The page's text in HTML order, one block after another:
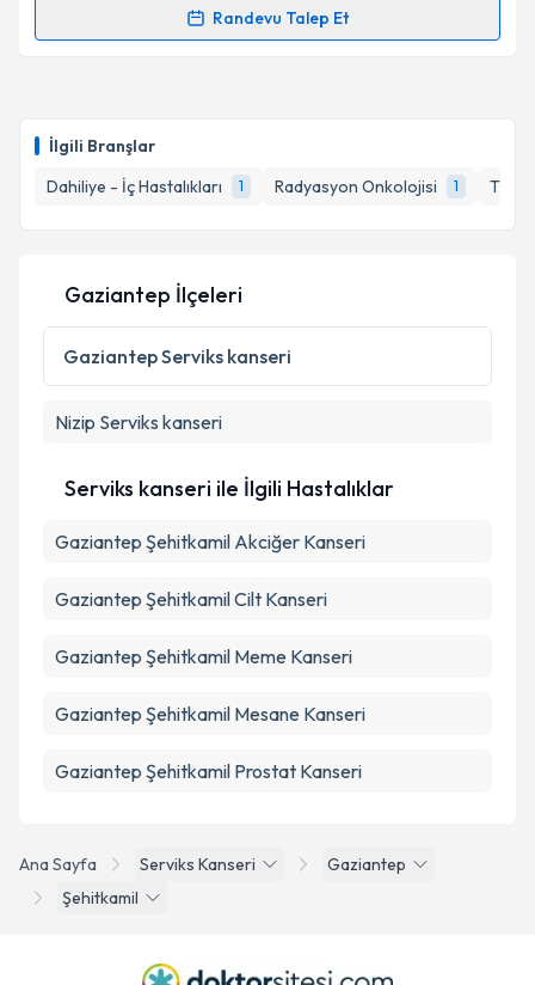
İlgili Branşlar
Dahiliye - İç Hastalıkları
1 Radyasyon Onkolojisi 1 Tıbbi
Takvim Talebini Gönder
Randevu Talep Et
Randevu Takvimi Talebi
için bir takvim hazırlandığında e-posta ile
bilgilendireceğiz.
E-posta Adresiniz
Kişisel verilerimin işlenmesine ilişkin
Metni 'ni okudum ve kişisel verilerimin belirtilen
Ana Sayfa Serviks Kanseri
Gaziantep
Şehitkamil
Gaziantep İlçeleri
GaziantepServiks kanseri
Nizip Serviks kanseri
Serviks kanseri ile İlgili Hastalıklar
Gaziantep Şehitkamil Akciğer Kanseri
Gaziantep Şehitkamil Cilt Kanseri
Gaziantep Şehitkamil Meme Kanseri
Gaziantep Şehitkamil Mesane Kanseri
Gaziantep Şehitkamil Prostat Kanseri